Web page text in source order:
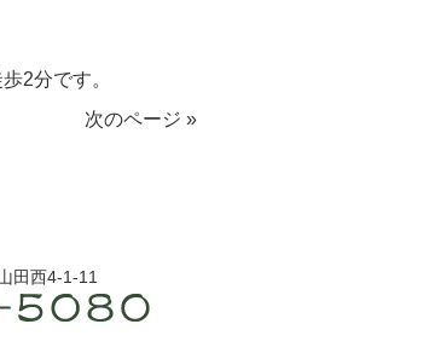
2分です。
次のページ »
田西4-1-11